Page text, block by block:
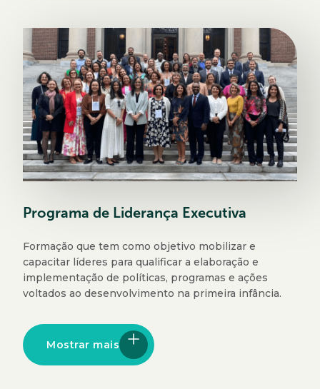
Programa de Liderança Executiva
Formação que tem como objetivo mobilizar e
capacitar líderes para qualificar a elaboração e
implementação de políticas, programas e ações
voltados ao desenvolvimento na primeira infância.
Mostrar mais